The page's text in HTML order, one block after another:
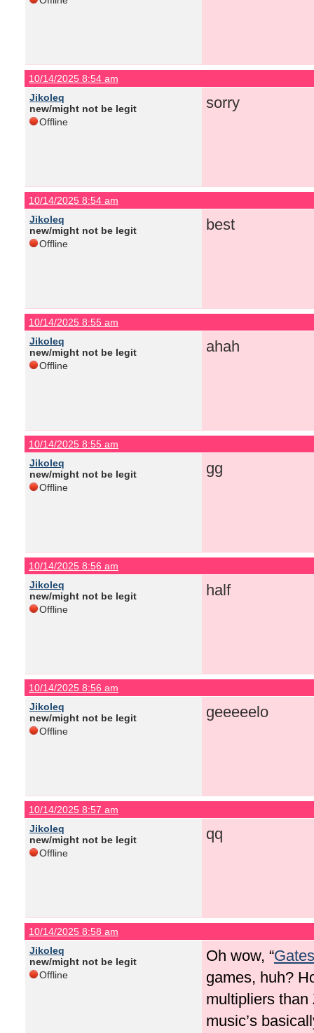
10/14/2025 8:54 am
Jikoleq
new/might not be legit
Offline
sorry
10/14/2025 8:54 am
Jikoleq
new/might not be legit
Offline
best
10/14/2025 8:55 am
Jikoleq
new/might not be legit
Offline
ahah
10/14/2025 8:55 am
Jikoleq
new/might not be legit
Offline
gg
10/14/2025 8:56 am
Jikoleq
new/might not be legit
Offline
half
10/14/2025 8:56 am
Jikoleq
new/might not be legit
Offline
geeeeelo
10/14/2025 8:57 am
Jikoleq
new/might not be legit
Offline
qq
10/14/2025 8:58 am
Jikoleq
new/might not be legit
Offline
Oh wow, “
games, huh?
multipliers than
music’s